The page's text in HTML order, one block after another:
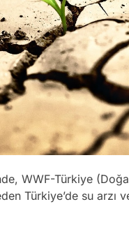
WWF-Türkiye
Türkiye’de su